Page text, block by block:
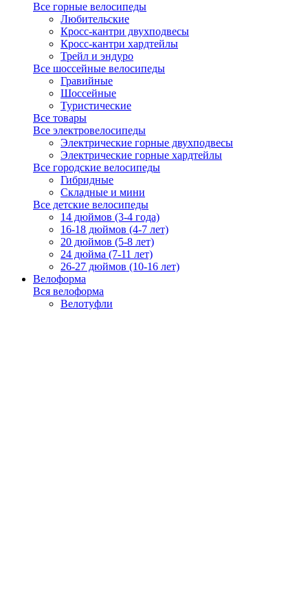
Все горные велосипеды
Любительские
Кросс-кантри двухподвесы
Кросс-кантри хардтейлы
Трейл и эндуро
Все шоссейные велосипеды
Гравийные
Шоссейные
Туристические
Все товары
Все электровелосипеды
Электрические горные двухподвесы
Электрические горные хардтейлы
Все городские велосипеды
Гибридные
Складные и мини
Все детские велосипеды
14 дюймов (3-4 года)
16-18 дюймов (4-7 лет)
20 дюймов (5-8 лет)
24 дюйма (7-11 лет)
26-27 дюймов (10-16 лет)
Велоформа
Вся велоформа
Велотуфли